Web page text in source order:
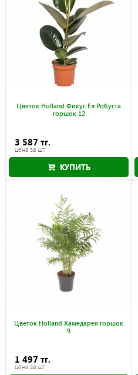
Цветок Holland Фикус Ел Робуста
горшок 12
3 587 тг.
цена за шт.
КУПИТЬ
Цветок Holland Хамедарея горшок
9
1 497 тг.
цена за шт.